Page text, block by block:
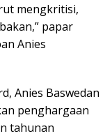
mengkritisi,
papar
Anies
Anies Baswedan
penghargaan
tahunan